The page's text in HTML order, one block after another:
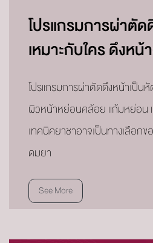
โปรแกรมการผ่าตัด
เหมาะกับใคร ดึงห
โปรแกรมการผ่าตัดดึงหน้าเป็
ผิวหน้าหย่อนคล้อย แก้มหย่อน
เทคนิคยาชาอาจเป็นทางเลือก
ดมยา
See More